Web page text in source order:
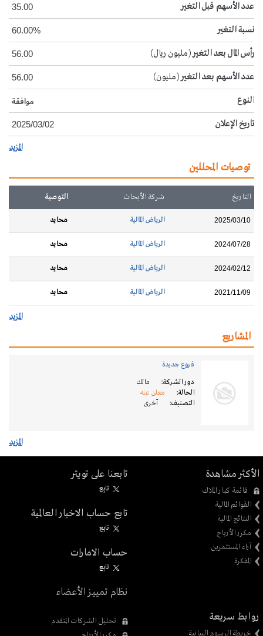
عدد الأسهم قبل التغير 35.00
نسبة التغير 60.00%
رأس المال بعد التغير(مليون ريال) 56.00
عدد الأسهم بعد التغير(مليون) 56.00
النوع موافقة
تاريخ الإعلان 2025/03/02
المزيد
توصيات المحللين
التاريخ شركة الأبحاث التوصية
2025/03/10 الرياض المالية محايد
2024/07/28 الرياض المالية محايد
2024/02/12 الرياض المالية محايد
2021/11/09 الرياض المالية محايد
المزيد
المشاريع
فروع جديدة
دور الشركة:
مالك
الحالة:
معلن عنه
التصنيف:
آخرى
المزيد
الأكثر مشاهدة
قائمة كبار الملاك
القوائم المالية
النتائج المالية
مكرر الأرباح
آراء المستثمرين
المفكرة
تابعنا على تويتر
تابِع
تابع حساب الاخبار العالمية
تابِع
حساب الامارات
تابِع
نظام تمييز الأعضاء
روابط سريعة
خريطة الرسوم البيانية
تحليل الشركات المتقدم